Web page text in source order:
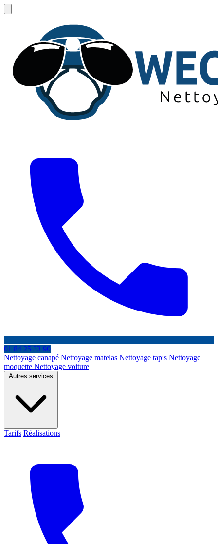
01 84 25 33 90
Nettoyage canapé Nettoyage matelas Nettoyage tapis Nettoyage
moquette Nettoyage voiture
Autres services
Tarifs Réalisations